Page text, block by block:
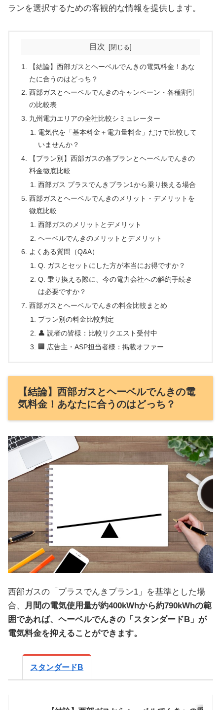
ランを選択するための客観的な情報を提供します。
目次
【結論】西部ガスとヘーベルでんきの電気料金！あな
たに合うのはどっち？
西部ガスとヘーベルでんきのキャンペーン・各種割引
の比較表
九州電力エリアの全社比較シミュレーター
電気代を「基本料金＋電力量料金」だけで比較して
いませんか？
【プラン別】西部ガスの各プランとヘーベルでんきの
料金徹底比較
西部ガス プラスでんきプラン1から乗り換える場合
西部ガスとヘーベルでんきのメリット・デメリットを
徹底比較
西部ガスのメリットとデメリット
ヘーベルでんきのメリットとデメリット
よくある質問（Q&A）
Q. ガスとセットにした方が本当にお得ですか？
Q. 乗り換える際に、今の電力会社への解約手続き
は必要ですか？
西部ガスとヘーベルでんきの料金比較まとめ
プラン別の料金比較判定
👤 読者の皆様：比較リクエスト受付中
🏢 広告主・ASP担当者様：掲載オファー
【結論】西部ガスとヘーベルでんきの電
気料金！あなたに合うのはどっち？
西部ガスの「プラスでんきプラン1」を基準とした場
合、
月間の電気使用量が約400kWhから約790kWhの範
囲であれば、ヘーベルでんきの「スタンダードB」が
電気料金を抑えることができます。
スタンダードB